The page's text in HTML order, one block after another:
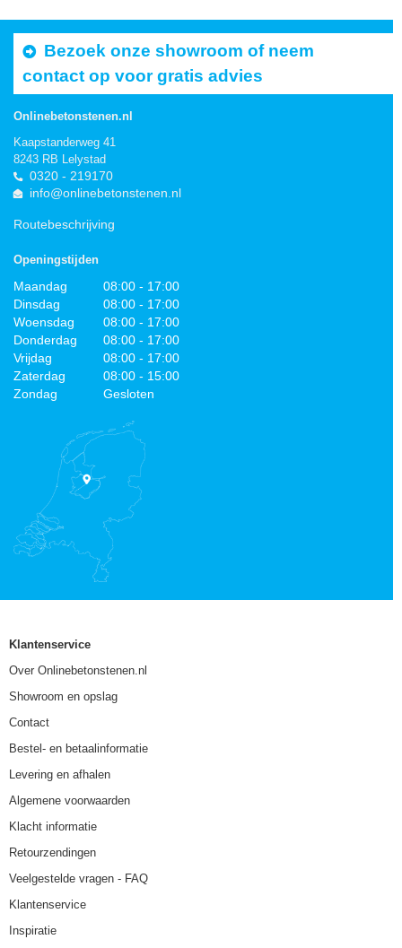
Bezoek onze showroom of neem
contact op voor gratis advies
Onlinebetonstenen.nl
Kaapstanderweg 41
8243 RB Lelystad
0320 - 219170
info@onlinebetonstenen.nl
Routebeschrijving
Openingstijden
Maandag
08:00 - 17:00
Dinsdag
08:00 - 17:00
Woensdag
08:00 - 17:00
Donderdag
08:00 - 17:00
Vrijdag
08:00 - 17:00
Zaterdag
08:00 - 15:00
Zondag
Gesloten
Klantenservice
Over Onlinebetonstenen.nl
Showroom en opslag
Contact
Bestel- en betaalinformatie
Levering en afhalen
Algemene voorwaarden
Klacht informatie
Retourzendingen
Veelgestelde vragen - FAQ
Klantenservice
Inspiratie